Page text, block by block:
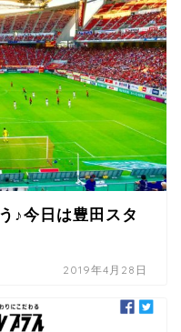
♪今日は豊田スタ
2019年4月28日